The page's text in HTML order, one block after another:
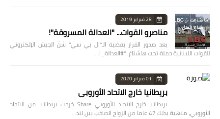
28 فبراير 2019
مناصرو القوات... "العدالة المسروقة"!
بعد صدور القرار بقضية الـ"ال بي سي" شنّ الجيش الإلكتروني
للقوات اللبنانية حملة تحت هاشتاغ: "#العدالة_ا…
01 فبراير 2020
بريطانيا خارج الاتحاد الأوروبي
بريطانيا خارج الاتحاد الأوروبي Share خرجت بريطانيا من الاتحاد
الأوروبي، منهية بذلك 47 عاما من الزواج الصاخب بين لند…